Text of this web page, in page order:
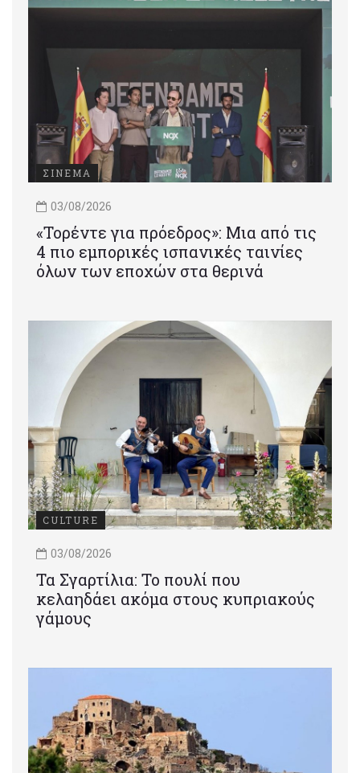
ΣΙΝΕΜΑ
03/08/2026
«Τορέντε για πρόεδρος»: Mια από τις
4 πιο εμπορικές ισπανικές ταινίες
όλων των εποχών στα θερινά
CULTURE
03/08/2026
Τα Σγαρτίλια: Το πουλί που
κελαηδάει ακόμα στους κυπριακούς
γάμους